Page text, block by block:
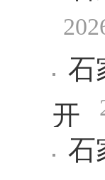
石
开
石